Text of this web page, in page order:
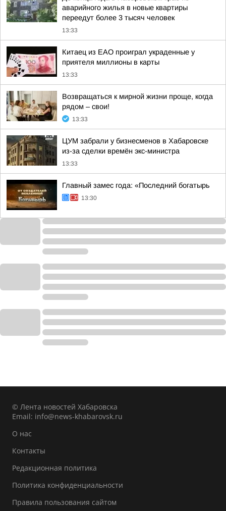
аварийного жилья в новые квартиры
переедут более 3 тысяч человек
13:33
Китаец из ЕАО проиграл украденные у
приятеля миллионы в карты
13:33
Возвращаться к мирной жизни проще, когда
рядом – свои!
13:33
ЦУМ забрали у бизнесменов в Хабаровске
из-за сделки времён экс-министра
13:33
Главный замес года: «Последний богатырь
13:30
© Лента новостей Хабаровска
Email: info@news-khabarovsk.ru
О нас
Контакты
Редакционная политика
Политика конфиденциальности
Правила пользования сайтом